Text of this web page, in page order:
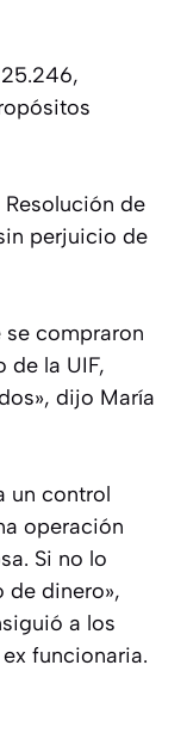
de
perjuicio de
se compraron
de la UIF,
dijo María
un control
operación
Si no lo
de dinero»,
a los
funcionaria.